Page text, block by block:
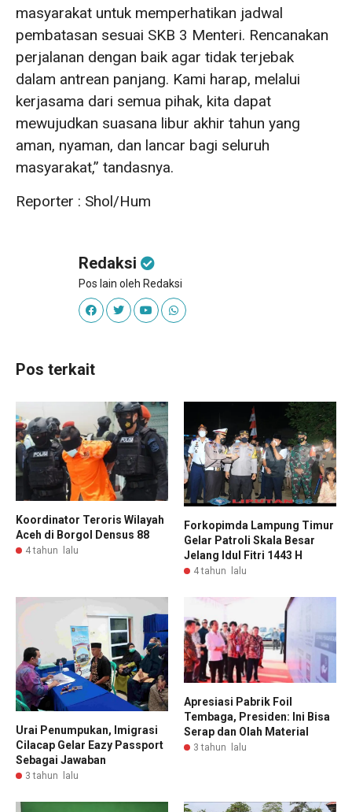
masyarakat untuk memperhatikan jadwal
pembatasan sesuai SKB 3 Menteri. Rencanakan
perjalanan dengan baik agar tidak terjebak
dalam antrean panjang. Kami harap, melalui
kerjasama dari semua pihak, kita dapat
mewujudkan suasana libur akhir tahun yang
aman, nyaman, dan lancar bagi seluruh
masyarakat,” tandasnya.
Reporter : Shol/Hum
Redaksi
Pos lain oleh Redaksi
Pos terkait
Koordinator Teroris Wilayah
Aceh di Borgol Densus 88
4 tahun lalu
Forkopimda Lampung Timur
Gelar Patroli Skala Besar
Jelang Idul Fitri 1443 H
4 tahun lalu
Urai Penumpukan, Imigrasi
Cilacap Gelar Eazy Passport
Sebagai Jawaban
3 tahun lalu
Apresiasi Pabrik Foil
Tembaga, Presiden: Ini Bisa
Serap dan Olah Material
3 tahun lalu